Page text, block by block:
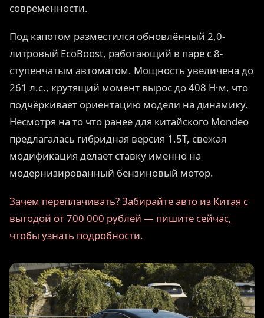
современности.
Под капотом разместился обновлённый 2,0-
литровый EcoBoost, работающий в паре с 8-
ступенчатым автоматом. Мощность увеличена до
261 л.с., крутящий момент вырос до 408 Н·м, что
подчёркивает ориентацию модели на динамику.
Несмотря на то что ранее для китайского Mondeo
предлагалась гибридная версия 1.5Т, свежая
модификация делает ставку именно на
модернизированный бензиновый мотор.
Зачем переплачивать? Забирайте авто из Китая с
выгодой от 700 000 рублей — пишите сейчас,
чтобы узнать подробности.